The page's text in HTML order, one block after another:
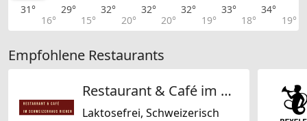
31°
16°
29°
15°
32°
20°
32°
20°
32°
19°
33°
18°
34°
19°
Empfohlene Restaurants
Restaurant & Café im Schweizerhaus Riehen
Laktosefrei, Schweizerisch